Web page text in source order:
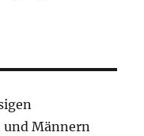
und Männern